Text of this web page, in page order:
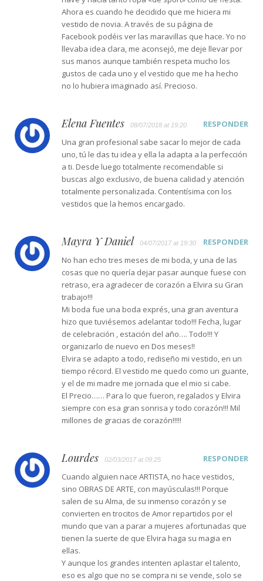
Ahora es cuando he decidido que me hiciera mi
vestido de novia. A través de su página de
Facebook podéis ver las maravillas que hace. Yo no
llevaba idea clara, me aconsejó, me deje llevar por
sus manos aunque también respeta mucho los
gustos de cada uno y el vestido que me ha hecho
no lo hubiera imaginado así. Precioso.
Elena Fuentes 08/07/2018 at 19:20
RESPONDER
Una gran profesional sabe sacar lo mejor de cada
uno, tú le das tu idea y ella la adapta a la perfección
a ti. Desde luego totalmente recomendable si
buscas algo exclusivo, de buena calidad y atención
totalmente personalizada. Contentísima con los
vestidos que la hemos encargado.
Mayra Y Daniel 04/07/2017 at 19:30
RESPONDER
No han echo tres meses de mi boda, y una de las
cosas que no quería dejar pasar aunque fuese con
retraso, era agradecer de corazón a Elvira su Gran
trabajo!!!
Mi boda fue una boda exprés, una gran aventura
hizo que tuviésemos adelantar todo!!! Fecha, lugar
de celebración , estación del año…. Todo!!! Y
organizarlo de nuevo en Dos meses!!
Elvira se adapto a todo, rediseño mi vestido, en un
tiempo récord. El vestido me quedo como un guante,
y el de mi madre me jornada que el mio si cabe.
El Precio…… Para lo que fueron, regalados y Elvira
siempre con esa gran sonrisa y todo corazón!!! Mil
millones de gracias de corazón!!!!!
Lourdes 02/03/2017 at 09:25
RESPONDER
Cuando alguien nace ARTISTA, no hace vestidos,
sino OBRAS DE ARTE, con mayúsculas!!! Porque
salen de su Alma, de su inmenso corazón y se
convierten en trocitos de Amor repartidos por el
mundo que van a parar a mujeres afortunadas que
tienen la suerte de que Elvira haga su magia en
ellas.
Y aunque los grandes intenten aplastar el talento,
eso es algo que no se compra ni se vende, solo se